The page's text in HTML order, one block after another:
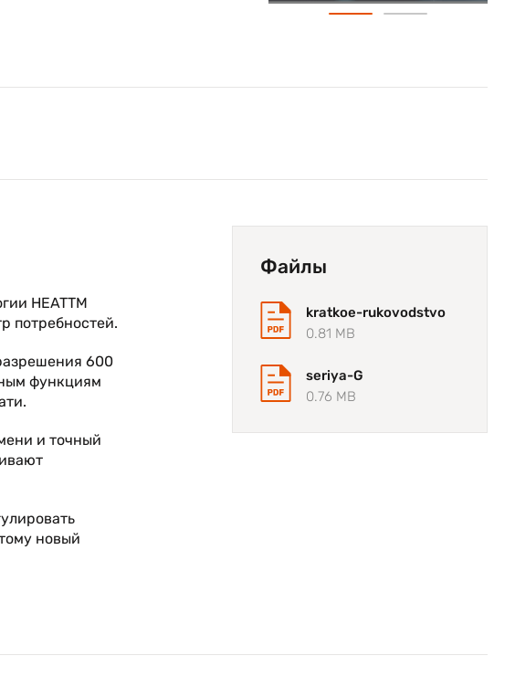
HEATTM
потребностей.
600
функциям
и точный
новый
Файлы
kratkoe-rukovodstvo
0.81 MB
seriya-G
0.76 MB